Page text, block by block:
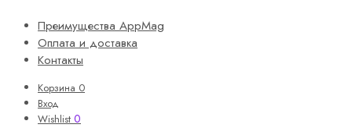
Преимущества AppMag
Оплата и доставка
Контакты
Корзина 0
Вход
Wishlist 0